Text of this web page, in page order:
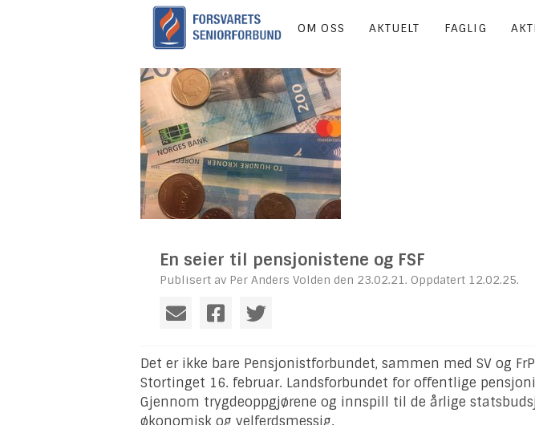
OM OSS AKTUELT FAGLIG
En seier til pensjonistene og FSF
Publisert av Per Anders Volden den 23.02.21. Oppdatert 12.02.25.
Det er ikke bare Pensjonistforbundet, sammen med SV og
Stortinget 16. februar. Landsforbundet for offentlige
Gjennom trygdeoppgjørene og innspill til de årlige
økonomisk og velferdsmessig.